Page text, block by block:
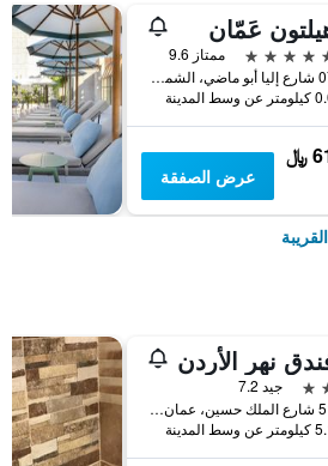
عَمّان
ممتاز 9.6
07 شارع إليا أبو ماضي، الشميساني, عمّان, الأردن
وسط المدينة
﷼
عرض الصفقة
نهر الأردن
جيد 7.2
51 شارع الملك حسين، عمان ، الأردن, عمّان, الأردن
عن وسط المدينة